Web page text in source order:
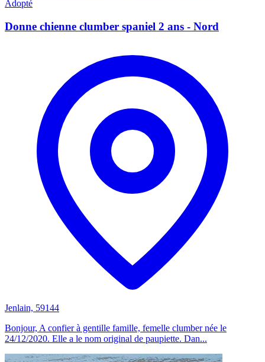
Adopté
Donne chienne clumber spaniel 2 ans - Nord
Jenlain, 59144
Bonjour, A confier à gentille famille, femelle clumber née le
24/12/2020. Elle a le nom original de paupiette. Dan...